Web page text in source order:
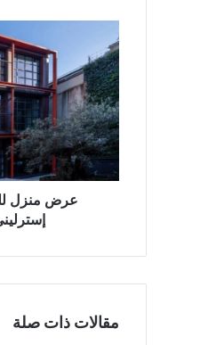
منزل
للبيع
مقابل
20
مليون
جنيه
إسترليني
في
مقالات ذات صلة